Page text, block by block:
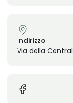
Indirizzo
Via della